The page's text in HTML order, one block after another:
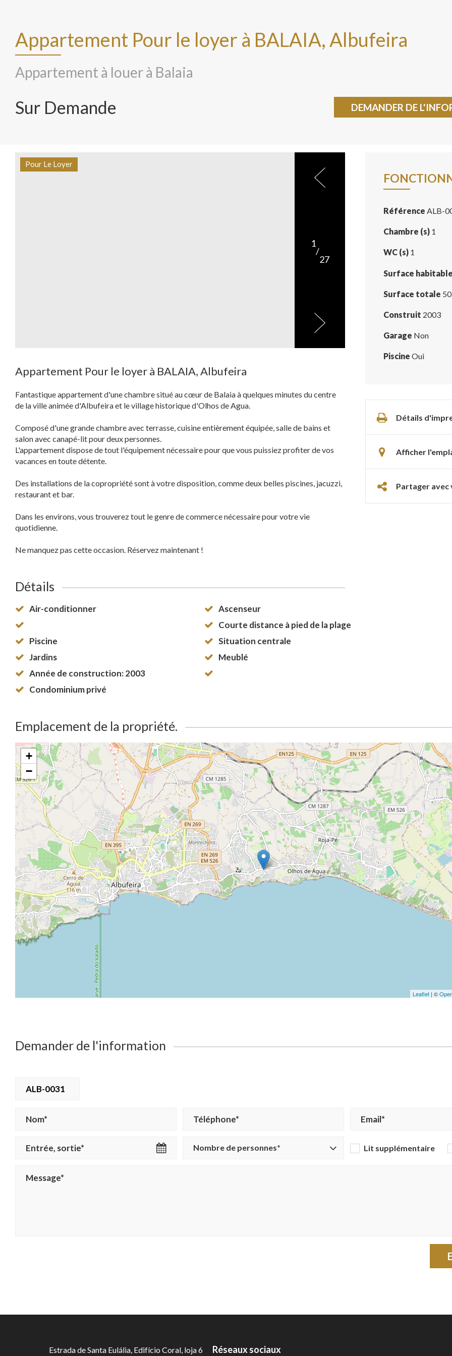
Appartement Pour le loyer à BALAIA, Albufeira
Appartement à louer à Balaia
Sur Demande DEMANDER DE
Référence ALB-
Chambre (s) 1
WC (s) 1
Surface habitable
Surface totale 50
Construit 2003
Garage Non
Piscine Oui
Détails
Afficher
Partager avec
Pour Le Loyer
1
/
27
Appartement Pour le loyer à BALAIA, Albufeira
Fantastique appartement d'une chambre situé au cœur de Balaia à quelques minutes du centre
de la ville animée d'Albufeira et le village historique d'Olhos de Agua.
Composé d'une grande chambre avec terrasse, cuisine entièrement équipée, salle de bains et
salon avec canapé-lit pour deux personnes.
L'appartement dispose de tout l'équipement nécessaire pour que vous puissiez profiter de vos
vacances en toute détente.
Des installations de la copropriété sont à votre disposition, comme deux belles piscines, jacuzzi,
restaurant et bar.
Dans les environs, vous trouverez tout le genre de commerce nécessaire pour votre vie
quotidienne.
Ne manquez pas cette occasion. Réservez maintenant !
Détails
Air-conditionner
Piscine
Jardins
Année de construction: 2003
Condominium privé
Ascenseur
Courte distance à pied de la plage
Situation centrale
Meublé
Emplacement de la propriété.
+
−
Leaflet | ©
Demander de l'information
ALB-0031
Nombre de personnes* Lit supplémentaire
Estrada de Santa Eulália, Edifício Coral, loja 6 Réseaux sociaux